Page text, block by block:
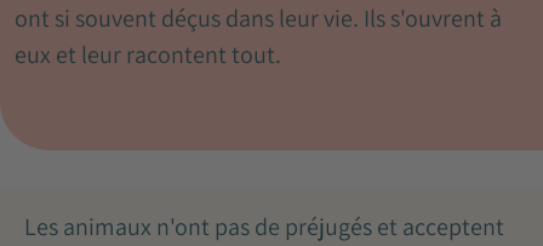
ont si souvent déçus dans leur vie. Ils s'ouvrent à
eux et leur racontent tout.
Les animaux n'ont pas de préjugés et acceptent